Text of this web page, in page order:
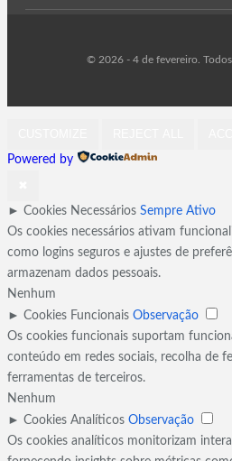
© 2026 - 4 de fevereiro.
Powered by
► Cookies Necessários Sempre Ativo
Os cookies necessários ativam
como logins seguros e ajustes de
armazenam dados pessoais.
Nenhum
► Cookies Funcionais Observação
Os cookies funcionais suportam
conteúdo em redes sociais, recolha de
ferramentas de terceiros.
Nenhum
► Cookies Analíticos Observação
Os cookies analíticos monitorizam